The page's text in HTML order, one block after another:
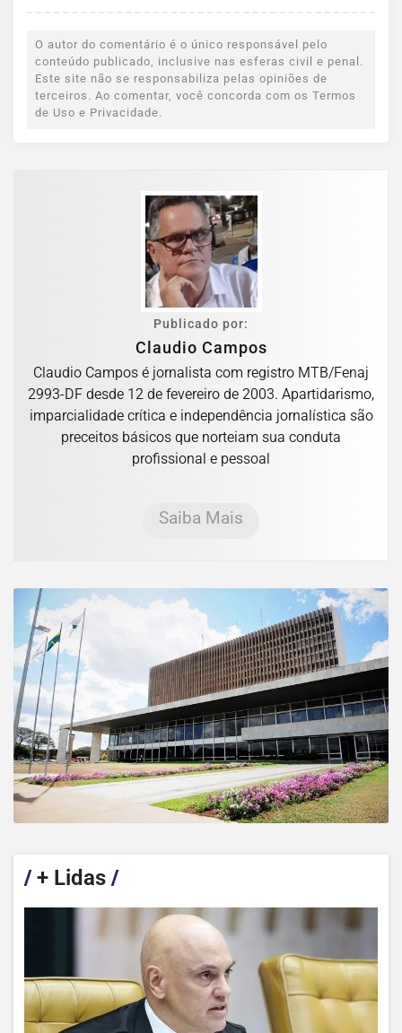
O autor do comentário é o único responsável pelo
conteúdo publicado, inclusive nas esferas civil e penal.
Este site não se responsabiliza pelas opiniões de
terceiros. Ao comentar, você concorda com os Termos
de Uso e Privacidade.
Publicado por:
Claudio Campos
Claudio Campos é jornalista com registro MTB/Fenaj
2993-DF desde 12 de fevereiro de 2003. Apartidarismo,
imparcialidade crítica e independência jornalística são
preceitos básicos que norteiam sua conduta
profissional e pessoal
Saiba Mais
/+ Lidas /